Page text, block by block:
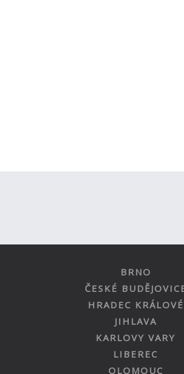
BRNO
ČESKÉ
HRADEC KRÁLOVÉ
JIHLAVA
KARLOVY VARY
LIBEREC
OLOMOUC